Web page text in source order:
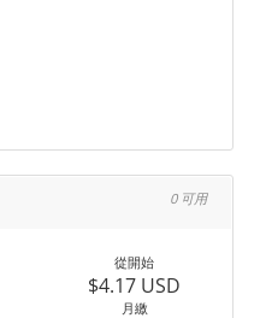
0 可用
從開始
$4.17 USD
月繳